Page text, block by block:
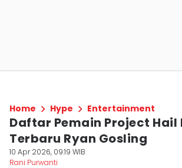
Home Hype Entertainment
Daftar Pemain Project Hail
Terbaru Ryan Gosling
10 Apr 2026, 09:19 WIB
Rani Purwanti